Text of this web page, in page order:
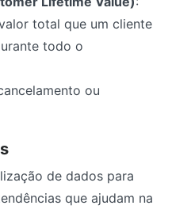
total que um cliente
todo o
ou
de dados para
que ajudam na